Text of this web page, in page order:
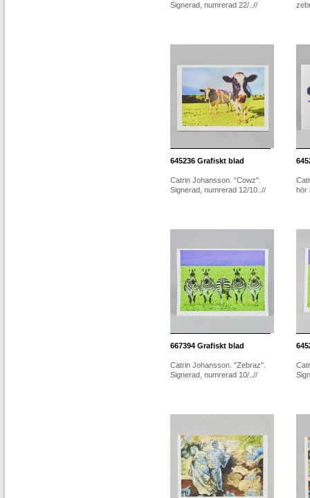
Signerad, numrerad 22/..//
645236 Grafiskt blad
Catrin Johansson. "Cowz".
Signerad, numrerad 12/10..//
hör
667394 Grafiskt blad
Catrin Johansson. "Zebraz".
Signerad, numrerad 10/..//